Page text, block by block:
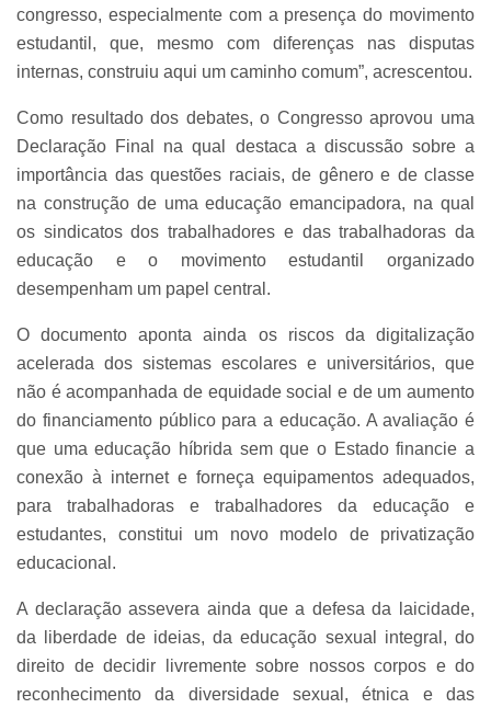
congresso, especialmente com a presença do movimento
estudantil, que, mesmo com diferenças nas disputas
internas, construiu aqui um caminho comum”, acrescentou.
Como resultado dos debates, o Congresso aprovou uma
Declaração Final na qual destaca a discussão sobre a
importância das questões raciais, de gênero e de classe
na construção de uma educação emancipadora, na qual
os sindicatos dos trabalhadores e das trabalhadoras da
educação e o movimento estudantil organizado
desempenham um papel central.
O documento aponta ainda os riscos da digitalização
acelerada dos sistemas escolares e universitários, que
não é acompanhada de equidade social e de um aumento
do financiamento público para a educação. A avaliação é
que uma educação híbrida sem que o Estado financie a
conexão à internet e forneça equipamentos adequados,
para trabalhadoras e trabalhadores da educação e
estudantes, constitui um novo modelo de privatização
educacional.
A declaração assevera ainda que a defesa da laicidade,
da liberdade de ideias, da educação sexual integral, do
direito de decidir livremente sobre nossos corpos e do
reconhecimento da diversidade sexual, étnica e das